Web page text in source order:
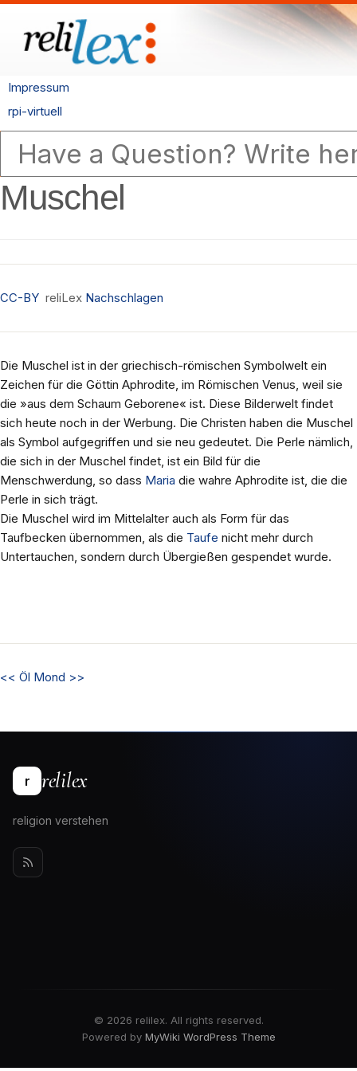
Impressum
rpi-virtuell
Muschel
CC-BY reliLex Nachschlagen
Die Muschel ist in der griechisch-römischen Symbolwelt ein
Zeichen für die Göttin Aphrodite, im Römischen Venus, weil sie
die »aus dem Schaum Geborene« ist. Diese Bilderwelt findet
sich heute noch in der Werbung. Die Christen haben die Muschel
als Symbol aufgegriffen und sie neu gedeutet. Die Perle nämlich,
die sich in der Muschel findet, ist ein Bild für die
Menschwerdung, so dass Maria die wahre Aphrodite ist, die die
Perle in sich trägt.
Die Muschel wird im Mittelalter auch als Form für das
Taufbecken übernommen, als die Taufe nicht mehr durch
Untertauchen, sondern durch Übergießen gespendet wurde.
<< Öl Mond >>
r relilex
religion verstehen
© 2026 relilex. All rights reserved.
Powered by MyWiki WordPress Theme